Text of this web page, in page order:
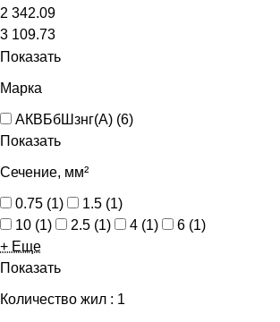
2 342.09
3 109.73
Показать
Марка
АКВБбШзнг(А) (6)
Показать
Сечение, мм²
0.75 (1) 1.5 (1)
10 (1) 2.5 (1) 4 (1) 6 (1)
+ Еще
Показать
Количество жил : 1